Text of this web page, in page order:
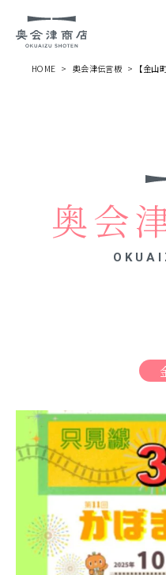
見所
よむ
検索
ABOUT
相談窓口
アクセス
お問い合わせ
HOME 奥会津伝言板 【金山
奥会